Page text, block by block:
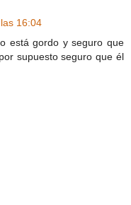
16:04
está gordo y seguro que
supuesto seguro que él